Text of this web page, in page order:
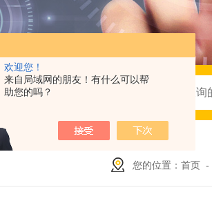
欢迎您！
来自局域网的朋友！有什么可以帮
助您的吗？
系统，服务与定制
您的位置： 首页 -